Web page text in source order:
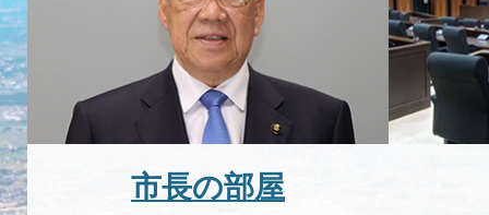
市長の部屋